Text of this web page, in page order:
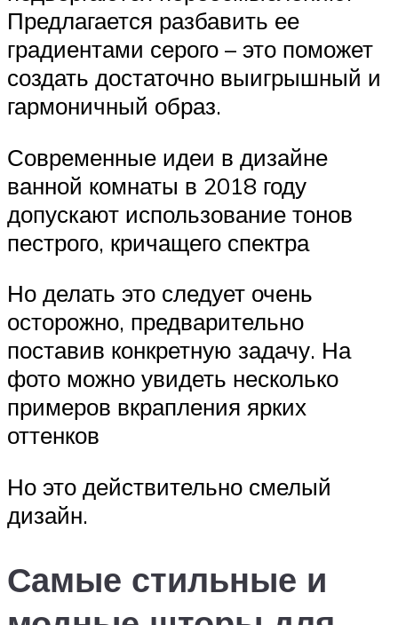
Предлагается разбавить ее
градиентами серого – это поможет
создать достаточно выигрышный и
гармоничный образ.
Современные идеи в дизайне
ванной комнаты в 2018 году
допускают использование тонов
пестрого, кричащего спектра
Но делать это следует очень
осторожно, предварительно
поставив конкретную задачу. На
фото можно увидеть несколько
примеров вкрапления ярких
оттенков
Но это действительно смелый
дизайн.
Самые стильные и